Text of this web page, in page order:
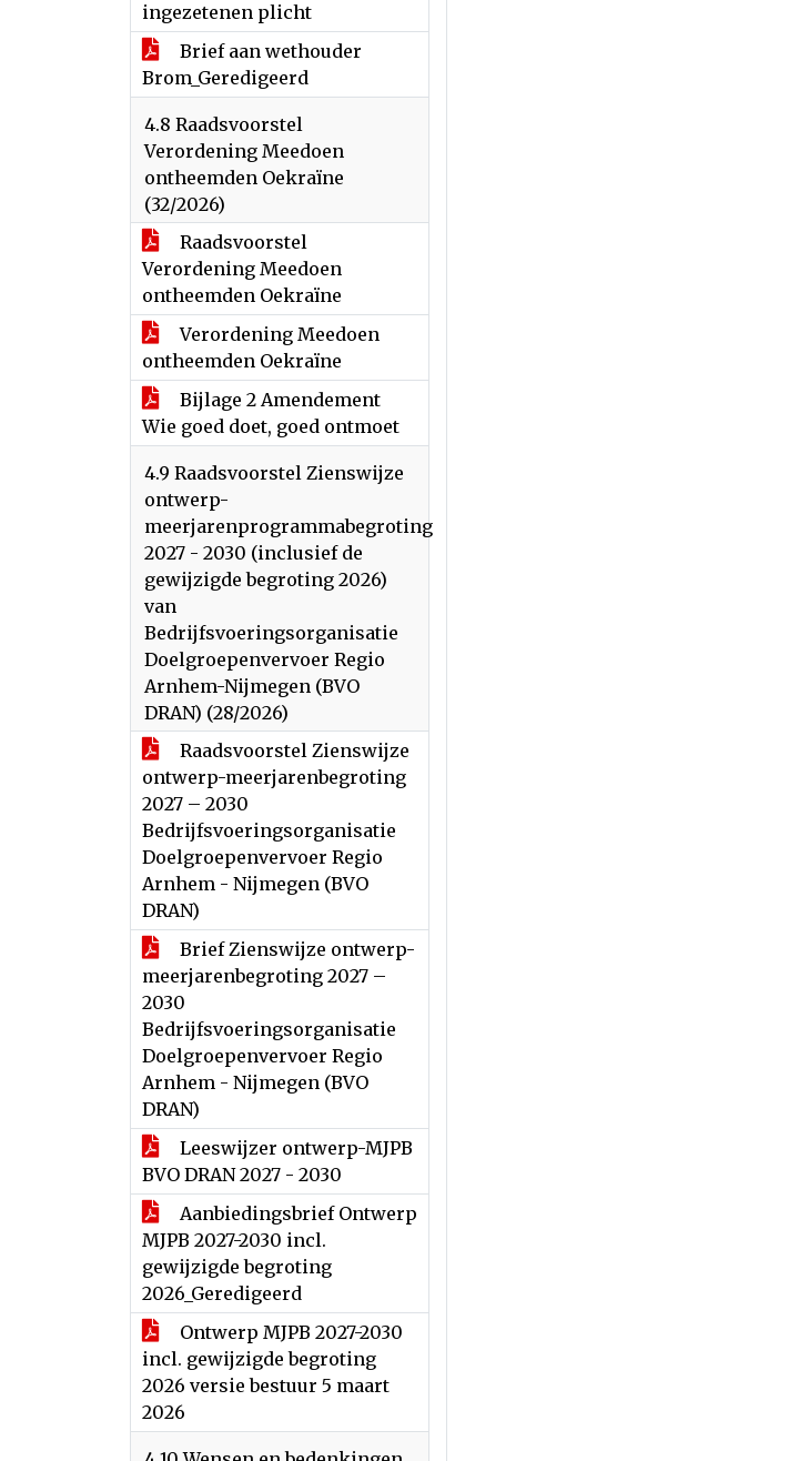
ingezetenen plicht
Brief aan wethouder
Brom_Geredigeerd
4.8 Raadsvoorstel
Verordening Meedoen
ontheemden Oekraïne
(32/2026)
Raadsvoorstel
Verordening Meedoen
ontheemden Oekraïne
Verordening Meedoen
ontheemden Oekraïne
Bijlage 2 Amendement
Wie goed doet, goed ontmoet
4.9 Raadsvoorstel Zienswijze
ontwerp-
meerjarenprogrammabegroting
2027 - 2030 (inclusief de
gewijzigde begroting 2026)
van
Bedrijfsvoeringsorganisatie
Doelgroepenvervoer Regio
Arnhem-Nijmegen (BVO
DRAN) (28/2026)
Raadsvoorstel Zienswijze
ontwerp-meerjarenbegroting
2027 – 2030
Bedrijfsvoeringsorganisatie
Doelgroepenvervoer Regio
Arnhem - Nijmegen (BVO
DRAN)
Brief Zienswijze ontwerp-
meerjarenbegroting 2027 –
2030
Bedrijfsvoeringsorganisatie
Doelgroepenvervoer Regio
Arnhem - Nijmegen (BVO
DRAN)
Leeswijzer ontwerp-MJPB
BVO DRAN 2027 - 2030
Aanbiedingsbrief Ontwerp
MJPB 2027-2030 incl.
gewijzigde begroting
2026_Geredigeerd
Ontwerp MJPB 2027-2030
incl. gewijzigde begroting
2026 versie bestuur 5 maart
2026